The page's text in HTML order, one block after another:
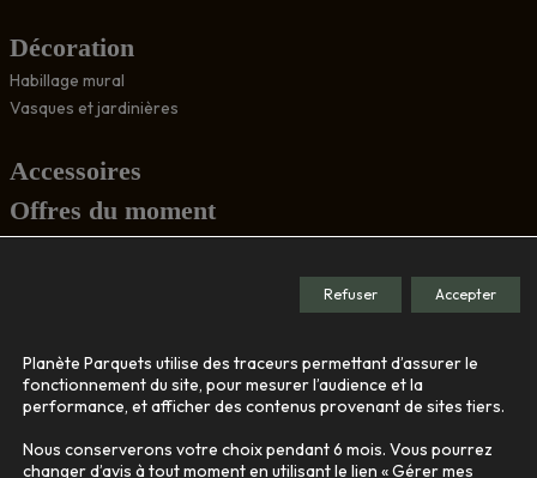
Décoration
Habillage mural
Vasques et jardinières
Accessoires
Offres du moment
Le showroom
Nos engagements
Planète Parquets utilise des traceurs permettant d’assurer le
fonctionnement du site, pour mesurer l’audience et la
performance, et afficher des contenus provenant de sites tiers.
Nous conserverons votre choix pendant 6 mois. Vous pourrez
changer d’avis à tout moment en utilisant le lien « Gérer mes
Accepter
Refuser